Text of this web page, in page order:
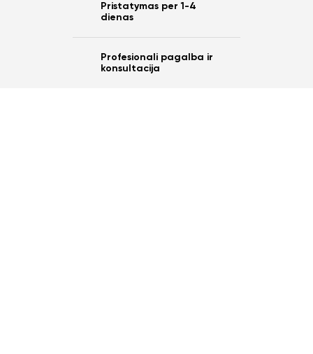
Pristatymas per 1-4
dienas
Profesionali pagalba ir
konsultacija